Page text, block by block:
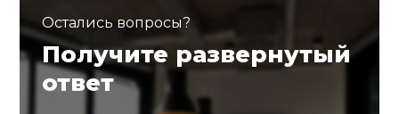
Остались вопросы?
Получите развернутый
ответ